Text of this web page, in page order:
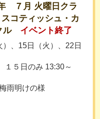
７月 火曜日クラ
コティッシュ・カ
ル
イベント終了
、15日（火）、22日
５日のみ 13:30～
雨明けの様
・